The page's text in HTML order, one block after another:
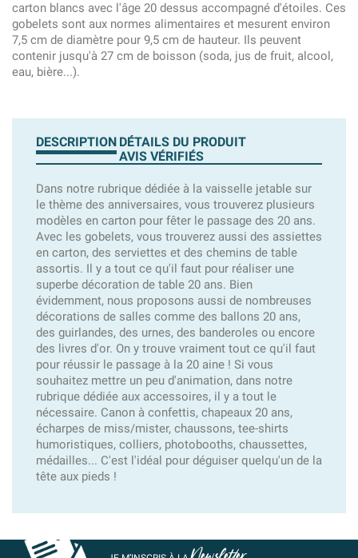
carton blancs avec l'âge 20 dessus accompagné d'étoiles. Ces
gobelets sont aux normes alimentaires et mesurent environ
7,5 cm de diamètre pour 9,5 cm de hauteur. Ils peuvent
contenir jusqu'à 27 cm de boisson (soda, jus de fruit, alcool,
eau, bière...).
DESCRIPTION DÉTAILS DU PRODUIT
AVIS VÉRIFIÉS
Dans notre rubrique dédiée à la vaisselle jetable sur
le thème des anniversaires, vous trouverez plusieurs
modèles en carton pour fêter le passage des 20 ans.
Avec les gobelets, vous trouverez aussi des assiettes
en carton, des serviettes et des chemins de table
assortis. Il y a tout ce qu'il faut pour réaliser une
superbe décoration de table 20 ans. Bien
évidemment, nous proposons aussi de nombreuses
décorations de salles comme des ballons 20 ans,
des guirlandes, des urnes, des banderoles ou encore
des livres d'or. On y trouve vraiment tout ce qu'il faut
pour réussir le passage à la 20 aine ! Si vous
souhaitez mettre un peu d'animation, dans notre
rubrique dédiée aux accessoires, il y a tout le
nécessaire. Canon à confettis, chapeaux 20 ans,
écharpes de miss/mister, chaussons, tee-shirts
humoristiques, colliers, photobooths, chaussettes,
médailles... C'est l'idéal pour déguiser quelqu'un de la
tête aux pieds !